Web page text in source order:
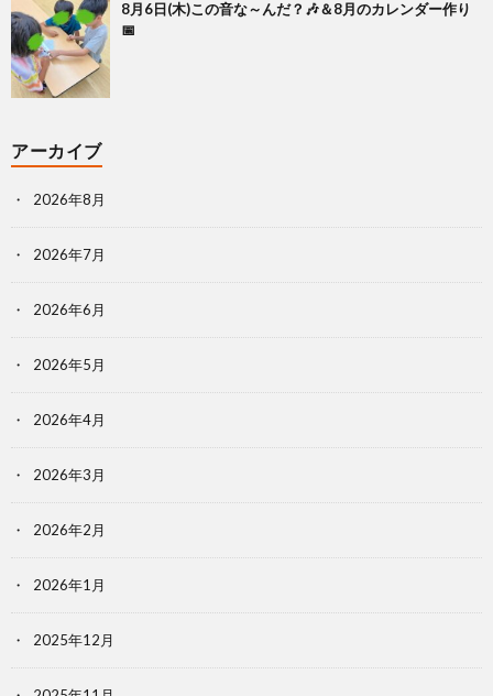
8月6日(木)この音な～んだ？🎶＆8月のカレンダー作り
📅
アーカイブ
2026年8月
2026年7月
2026年6月
2026年5月
2026年4月
2026年3月
2026年2月
2026年1月
2025年12月